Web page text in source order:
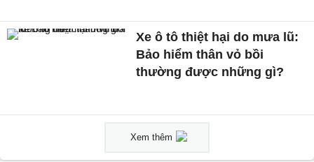
Xe ô tô thiệt hại do mưa lũ:
Bảo hiểm thân vỏ bồi
thường được những gì?
Xem thêm